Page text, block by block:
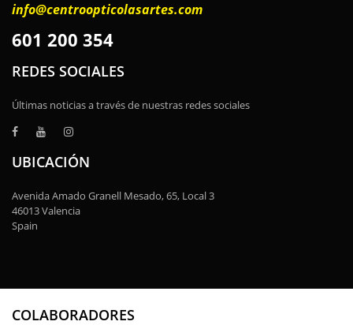
info@centroopticolasartes.com
601 200 354
REDES SOCIALES
Últimas noticias a través de nuestras redes sociales
UBICACIÓN
Avenida Amado Granell Mesado, 65, Local 3
46013 Valencia
Spain
COLABORADORES